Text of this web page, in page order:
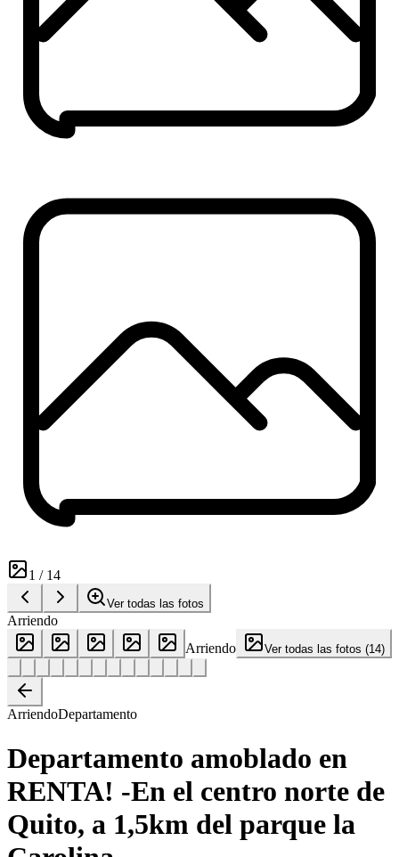
1 / 14
Ver todas las fotos
Arriendo
Arriendo
Ver todas las fotos (14)
ArriendoDepartamento
Departamento amoblado en
RENTA! -En el centro norte de
Quito, a 1,5km del parque la